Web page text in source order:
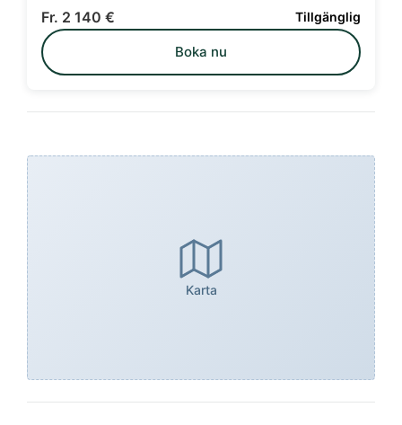
2 140 € Tillgänglig
Boka nu
Karta